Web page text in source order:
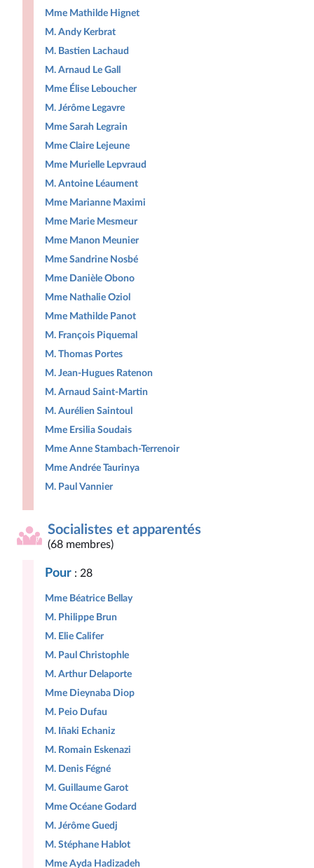
Mme Mathilde Hignet
M. Andy Kerbrat
M. Bastien Lachaud
M. Arnaud Le Gall
Mme Élise Leboucher
M. Jérôme Legavre
Mme Sarah Legrain
Mme Claire Lejeune
Mme Murielle Lepvraud
M. Antoine Léaument
Mme Marianne Maximi
Mme Marie Mesmeur
Mme Manon Meunier
Mme Sandrine Nosbé
Mme Danièle Obono
Mme Nathalie Oziol
Mme Mathilde Panot
M. François Piquemal
M. Thomas Portes
M. Jean-Hugues Ratenon
M. Arnaud Saint-Martin
M. Aurélien Saintoul
Mme Ersilia Soudais
Mme Anne Stambach-Terrenoir
Mme Andrée Taurinya
M. Paul Vannier
Socialistes et apparentés
(68 membres)
Pour : 28
Mme Béatrice Bellay
M. Philippe Brun
M. Elie Califer
M. Paul Christophle
M. Arthur Delaporte
Mme Dieynaba Diop
M. Peio Dufau
M. Iñaki Echaniz
M. Romain Eskenazi
M. Denis Fégné
M. Guillaume Garot
Mme Océane Godard
M. Jérôme Guedj
M. Stéphane Hablot
Mme Ayda Hadizadeh